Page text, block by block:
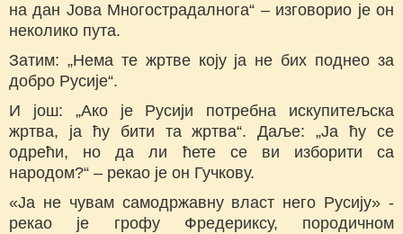
на дан Јова Многострадалнога“ – изговорио је он
неколико пута.
Затим: „Нема те жртве коју ја не бих поднео за
добро Русије“.
И још: „Ако је Русији потребна искупитељска
жртва, ја ћу бити та жртва“. Даље: „Ја ћу се
одрећи, но да ли ћете се ви изборити са
народом?“ – рекао је он Гучкову.
«Ја не чувам самодржавну власт него Русију» -
рекао је грофу Фредериксу, породичном